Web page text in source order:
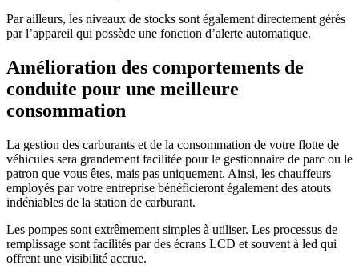
Par ailleurs, les niveaux de stocks sont également directement gérés
par l’appareil qui possède une fonction d’alerte automatique.
Amélioration des comportements de
conduite pour une meilleure
consommation
La gestion des carburants et de la consommation de votre flotte de
véhicules sera grandement facilitée pour le gestionnaire de parc ou le
patron que vous êtes, mais pas uniquement. Ainsi, les chauffeurs
employés par votre entreprise bénéficieront également des atouts
indéniables de la station de carburant.
Les pompes sont extrêmement simples à utiliser. Les processus de
remplissage sont facilités par des écrans LCD et souvent à led qui
offrent une visibilité accrue.